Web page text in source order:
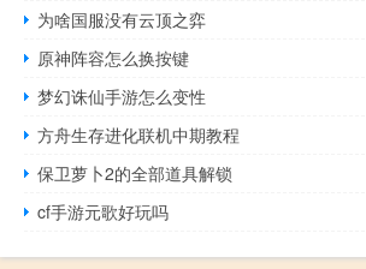
为啥国服没有云顶之弈
原神阵容怎么换按键
梦幻诛仙手游怎么变性
方舟生存进化联机中期教程
保卫萝卜2的全部道具解锁
cf手游元歌好玩吗